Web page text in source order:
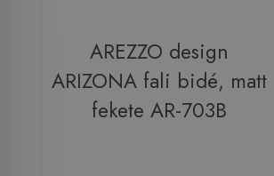
AREZZO design
ARIZONA fali bidé, matt
fekete AR-703B